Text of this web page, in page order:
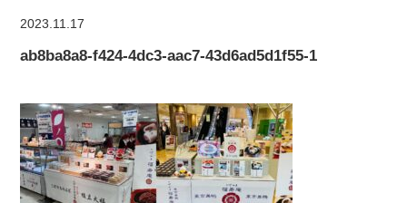
2023.11.17
ab8ba8a8-f424-4dc3-aac7-43d6ad5d1f55-1